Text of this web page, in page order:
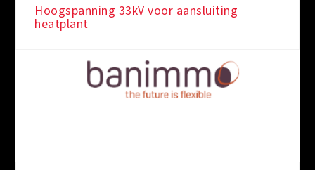
Hoogspanning 33kV voor aansluiting
heatplant